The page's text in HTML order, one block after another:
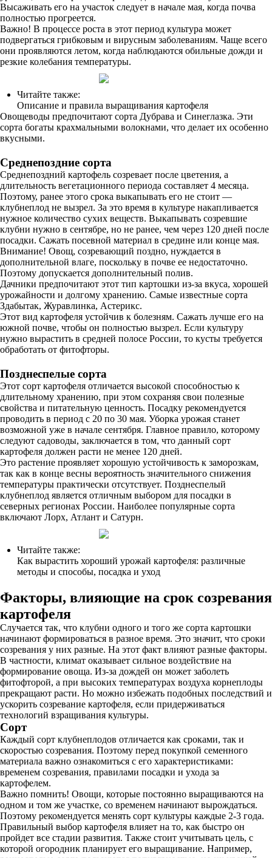
Высаживать его на участок следует в начале мая, когда почва
полностью прогреется.
Важно! В процессе роста в этот период культура может
подвергаться грибковым и вирусным заболеваниям. Чаще всего
они проявляются летом, когда наблюдаются обильные дожди и
резкие колебания температуры.
Читайте также:
Описание и правила выращивания картофеля
Овощеводы предпочитают сорта Дубрава и Синеглазка. Эти
сорта богаты крахмальными волокнами, что делает их особенно
вкусными.
Среднепоздние сорта
Среднепоздний картофель созревает после цветения, а
длительность вегетационного периода составляет 4 месяца.
Поэтому, ранее этого срока выкапывать его не стоит —
клубнеплод не вызрел. За это время в культуре накапливается
нужное количество сухих веществ. Выкапывать созревшие
клубни нужно в сентябре, но не ранее, чем через 120 дней после
посадки. Сажать посевной материал в средине или конце мая.
Внимание! Овощ, созревающий поздно, нуждается в
дополнительной влаге, поскольку в почве ее недостаточно.
Поэтому допускается дополнительный полив.
Дачники предпочитают этот тип картошки из-за вкуса, хорошей
урожайности и долгому хранению. Самые известные сорта
Здабытак, Журавлинка, Астерикс.
Этот вид картофеля устойчив к болезням. Сажать лучше его на
южной почве, чтобы он полностью вызрел. Если культуру
нужно вырастить в средней полосе России, то кусты требуется
обработать от фитофторы.
Позднеспелые сорта
Этот сорт картофеля отличается высокой способностью к
длительному хранению, при этом сохраняя свои полезные
свойства и питательную ценность. Посадку рекомендуется
проводить в период с 20 по 30 мая. Уборка урожая станет
возможной уже в начале сентября. Главное правило, которому
следуют садоводы, заключается в том, что данный сорт
картофеля должен расти не менее 120 дней.
Это растение проявляет хорошую устойчивость к заморозкам,
так как в конце весны вероятность значительного снижения
температуры практически отсутствует. Позднеспелый
клубнеплод является отличным выбором для посадки в
северных регионах России. Наиболее популярные сорта
включают Лорх, Атлант и Сатурн.
Читайте также:
Как вырастить хороший урожай картофеля: различные
методы и способы, посадка и уход
Факторы, влияющие на срок созревания
картофеля
Случается так, что клубни одного и того же сорта картошки
начинают формироваться в разное время. Это значит, что сроки
созревания у них разные. На этот факт влияют разные факторы.
В частности, климат оказывает сильное воздействие на
формирование овоща. Из-за дождей он может заболеть
фитофторой, а при высоких температурах воздуха корнеплоды
прекращают расти. Но можно избежать подобных последствий и
ускорить созревание картофеля, если придерживаться
технологий взращивания культуры.
Сорт
Каждый сорт клубнеплодов отличается как сроками, так и
скоростью созревания. Поэтому перед покупкой семенного
материала важно ознакомиться с его характеристиками:
временем созревания, правилами посадки и ухода за
картофелем.
Важно помнить! Овощи, которые постоянно выращиваются на
одном и том же участке, со временем начинают вырождаться.
Поэтому рекомендуется менять сорт культуры каждые 2-3 года.
Правильный выбор картофеля влияет на то, как быстро он
пройдет все стадии развития. Также стоит учитывать цель, с
которой огородник планирует его выращивание. Например,